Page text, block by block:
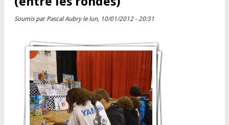
Soumis par Pascal Aubryle lun, 10/01/2012 - 20:31